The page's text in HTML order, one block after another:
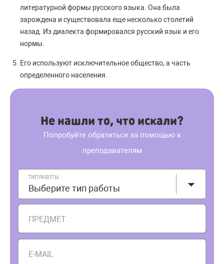
литературной формы русского языка. Она была
зарождена и существовала еще несколько столетий
назад. Из диалекта формировался русский язык и его
нормы.
Его используют исключительное общество, а часть
определенного населения.
Не нашли то, что искали?
Попробуйте обратиться за помощью к
преподавателям
ТИП РАБОТЫ
Выберите тип работы
ПРЕДМЕТ
E-MAIL